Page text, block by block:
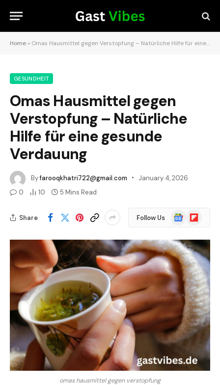
Home » Omas Hausmittel gegen Verstopfung – Natürliche Hilfe für eine gesunde Verdauung
GESUNDHEIT
Omas Hausmittel gegen
Verstopfung – Natürliche
Hilfe für eine gesunde
Verdauung
Byfarooqkhatri722@gmail.com
January 4, 2026
0
10 5 Mins Read
Share Follow Us
Google
News
Flipboard
omas hausmittel gegen verstopfung